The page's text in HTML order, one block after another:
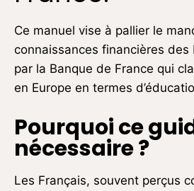
Ce manuel vise à pallier le
connaissances financières des
par la Banque de France qui
en Europe en termes
Pourquoi ce
nécessaire ?
Les Français, souvent perçus